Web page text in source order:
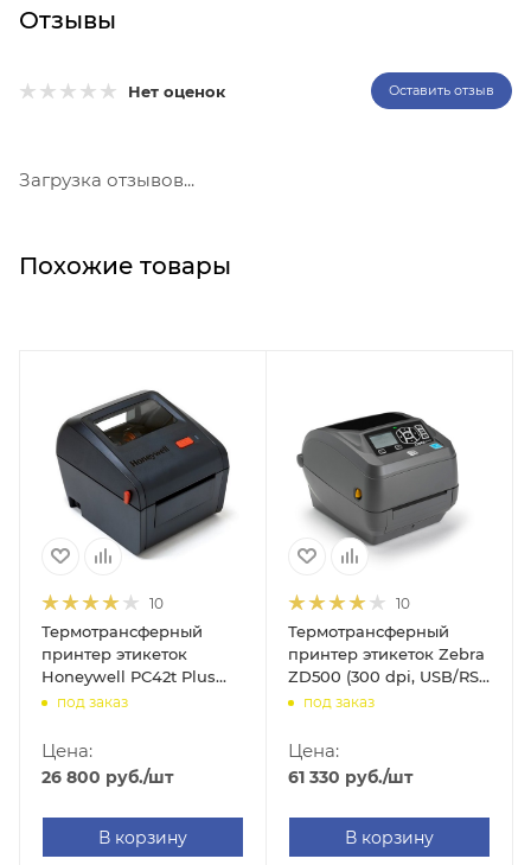
Отзывы
Нет оценок Оставить отзыв
Загрузка отзывов...
Похожие товары
10
Термотрансферный
принтер этикеток
Honeywell PC42t Plus
(203 dpi, USB/RS-
PC42TPE01313)
под заказ
Цена:
26 800 руб./шт
В корзину
10
Термотрансферный
принтер этикеток Zebra
ZD500 (300 dpi, USB/RS-
232/LPT/Ethernet, арт.
под заказ
Цена:
61 330 руб./шт
В корзину